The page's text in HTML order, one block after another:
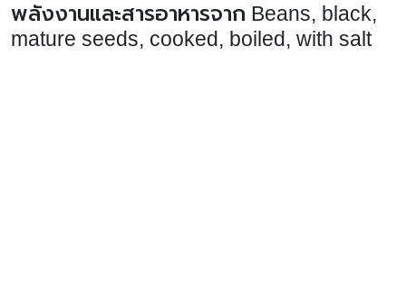
พลังงานและสารอาหารจาก Beans, black,
mature seeds, cooked, boiled, with salt